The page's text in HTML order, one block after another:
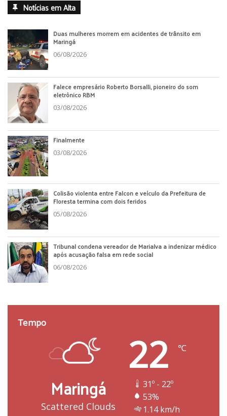
Notícias em Alta
Duas mulheres morrem em acidentes de trânsito em
Maringá
06/08/2026
Falece empresário Roberto Borsalli, pioneiro do som
eletrônico RBM
03/08/2026
Finalmente
03/08/2026
Colisão violenta entre Falcon e veículo da Prefeitura de
Floresta termina com dois feridos
05/08/2026
Tribunal condena vereador de Marialva a indenizar médico
após acusação falsa em rede social
06/08/2026
Tempo
Maringá
Scattered Clouds
22 ℃
31º - 22º
53%
1.14 km/h